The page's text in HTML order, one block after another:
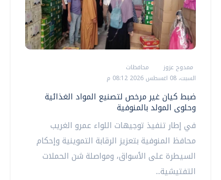
ممدوح عزوز
محافظات
السبت، 08 اغسطس 2026 08:12 م
ضبط كيان غير مرخص لتصنيع المواد الغذائية
وحلوى المولد بالمنوفية
في إطار تنفيذ توجيهات اللواء عمرو الغريب
محافظ المنوفية بتعزيز الرقابة التموينية وإحكام
السيطرة على الأسواق، ومواصلة شن الحملات
التفتيشية...